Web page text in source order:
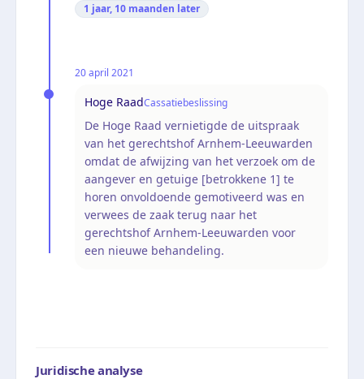
1 jaar, 10 maanden later
20 april 2021
Hoge RaadCassatiebeslissing
De Hoge Raad vernietigde de uitspraak
van het gerechtshof Arnhem-Leeuwarden
omdat de afwijzing van het verzoek om de
aangever en getuige [betrokkene 1] te
horen onvoldoende gemotiveerd was en
verwees de zaak terug naar het
gerechtshof Arnhem-Leeuwarden voor
een nieuwe behandeling.
Juridische analyse